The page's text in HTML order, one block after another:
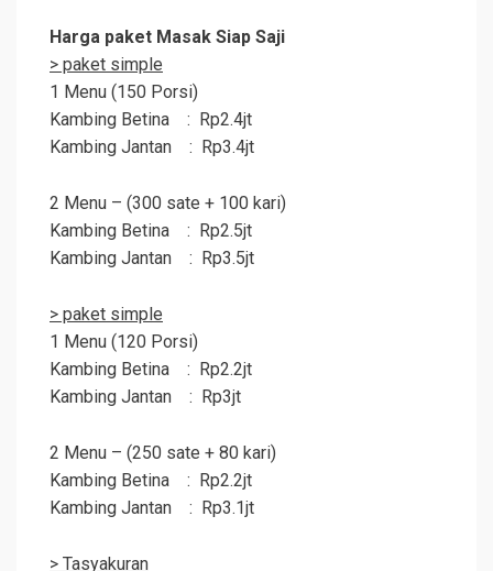
Harga paket Masak Siap Saji
> paket simple
1 Menu (150 Porsi)
Kambing Betina : Rp2.4jt
Kambing Jantan : Rp3.4jt
2 Menu – (300 sate + 100 kari)
Kambing Betina : Rp2.5jt
Kambing Jantan : Rp3.5jt
> paket simple
1 Menu (120 Porsi)
Kambing Betina : Rp2.2jt
Kambing Jantan : Rp3jt
2 Menu – (250 sate + 80 kari)
Kambing Betina : Rp2.2jt
Kambing Jantan : Rp3.1jt
> Tasyakuran